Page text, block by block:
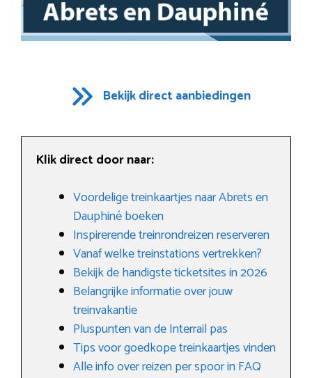
Bekijk direct aanbiedingen
Klik direct door naar:
Voordelige treinkaartjes naar Abrets en
Dauphiné boeken
Inspirerende treinrondreizen reserveren
Vanaf welke treinstations vertrekken?
Bekijk de handigste ticketsites in 2026
Belangrijke informatie over jouw
treinvakantie
Pluspunten van de Interrail pas
Tips voor goedkope treinkaartjes vinden
Alle info over reizen per spoor in FAQ